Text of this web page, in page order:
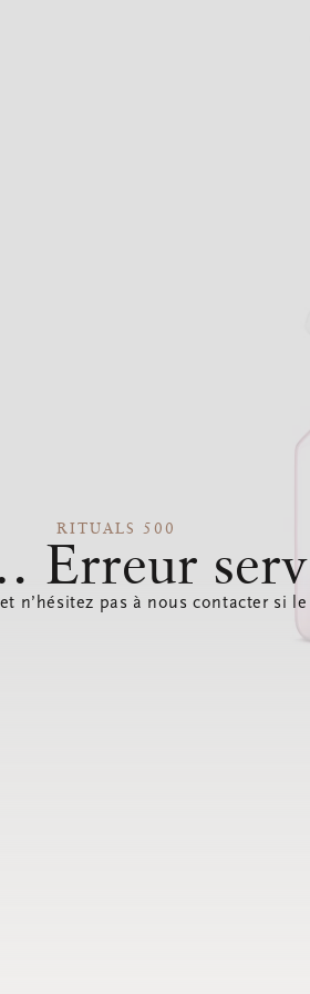
RITUALS 500
Erreur
n’hésitez pas à nous contacter si